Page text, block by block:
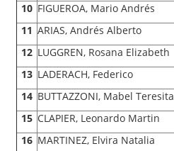
10 FIGUEROA, Mario Andrés
11 ARIAS, Andrés Alberto
12 LUGGREN, Rosana Elizabeth
13 LADERACH, Federico
14 BUTTAZZONI, Mabel Teresita
15 CLAPIER, Leonardo Martin
16 MARTINEZ, Elvira Natalia